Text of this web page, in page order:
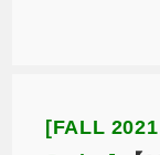
[FALL